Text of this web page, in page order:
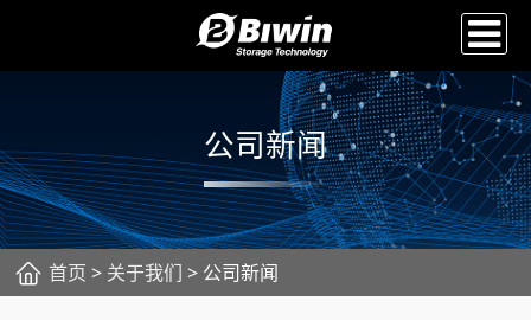
公司新闻
首页 > 关于我们 > 公司新闻